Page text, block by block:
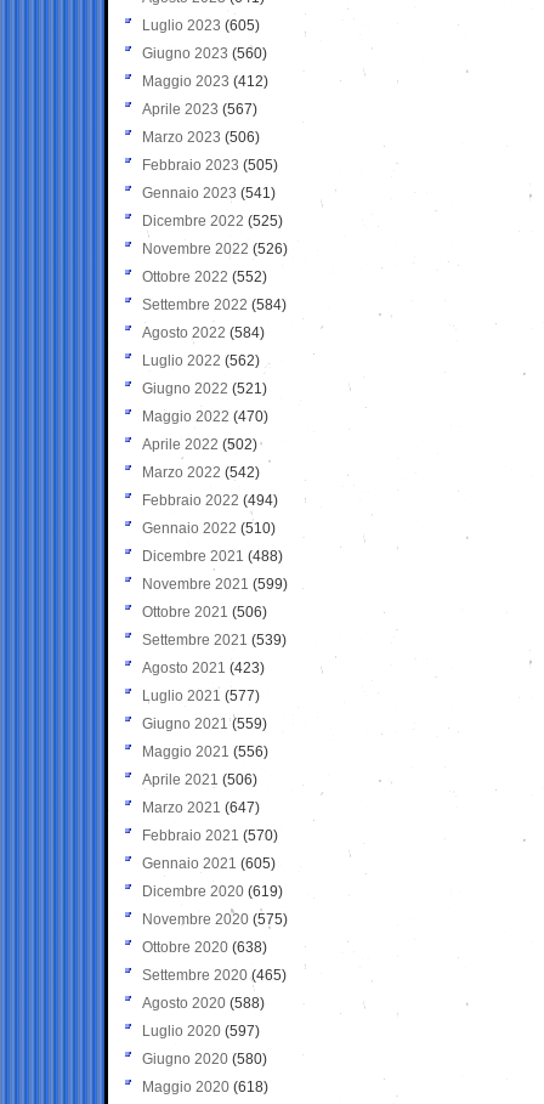
Luglio 2023 (605)
Giugno 2023 (560)
Maggio 2023 (412)
Aprile 2023 (567)
Marzo 2023 (506)
Febbraio 2023 (505)
Gennaio 2023 (541)
Dicembre 2022 (525)
Novembre 2022 (526)
Ottobre 2022 (552)
Settembre 2022 (584)
Agosto 2022 (584)
Luglio 2022 (562)
Giugno 2022 (521)
Maggio 2022 (470)
Aprile 2022 (502)
Marzo 2022 (542)
Febbraio 2022 (494)
Gennaio 2022 (510)
Dicembre 2021 (488)
Novembre 2021 (599)
Ottobre 2021 (506)
Settembre 2021 (539)
Agosto 2021 (423)
Luglio 2021 (577)
Giugno 2021(559)
Maggio 2021 (556)
Aprile 2021 (506)
Marzo 2021 (647)
Febbraio 2021 (570)
Gennaio 2021 (605)
Dicembre 2020 (619)
Novembre 2020 (575)
Ottobre 2020 (638)
Settembre 2020(465)
Agosto 2020 (588)
Luglio 2020 (597)
Giugno 2020 (580)
Maggio 2020 (618)